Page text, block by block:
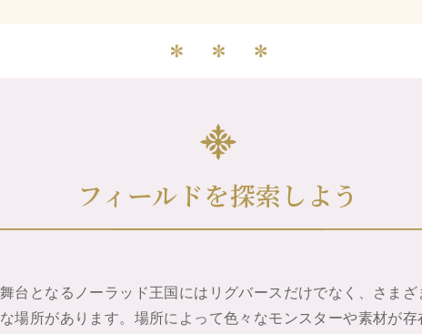
フィールドを探索しよう
舞台となるノーラッド王国にはリグバースだけでなく、さまざ
な場所があります。場所によって色々なモンスターや素材が存